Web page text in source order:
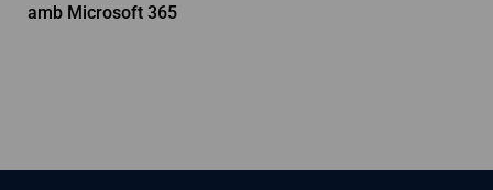
amb Microsoft 365